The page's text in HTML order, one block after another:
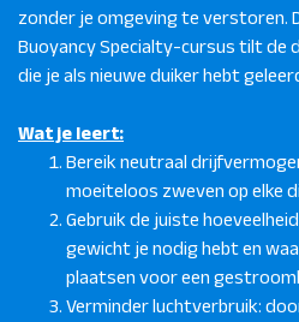
zonder je omgeving te verstoren.
Buoyancy Specialty-cursus tilt de
die je als nieuwe duiker hebt
Wat je leert:
Bereik neutraal
moeiteloos zweven op elke
Gebruik de juiste
gewicht je nodig hebt en
plaatsen voor een
Verminder luchtverbruik: